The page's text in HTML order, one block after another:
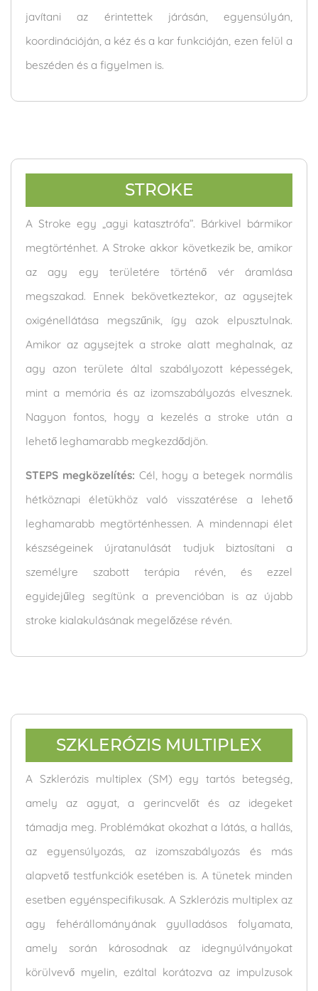
javítani az érintettek járásán, egyensúlyán,
koordinációján, a kéz és a kar funkcióján, ezen felül a
beszéden és a figyelmen is.
STROKE
A Stroke egy „agyi katasztrófa”. Bárkivel bármikor
megtörténhet. A Stroke akkor következik be, amikor
az agy egy területére történő vér áramlása
megszakad. Ennek bekövetkeztekor, az agysejtek
oxigénellátása megszűnik, így azok elpusztulnak.
Amikor az agysejtek a stroke alatt meghalnak, az
agy azon területe által szabályozott képességek,
mint a memória és az izomszabályozás elvesznek.
Nagyon fontos, hogy a kezelés a stroke után a
lehető leghamarabb megkezdődjön.
STEPS megközelítés: Cél, hogy a betegek normális
hétköznapi életükhöz való visszatérése a lehető
leghamarabb megtörténhessen. A mindennapi élet
készségeinek újratanulását tudjuk biztosítani a
személyre szabott terápia révén, és ezzel
egyidejűleg segítünk a prevencióban is az újabb
stroke kialakulásának megelőzése révén.
SZKLERÓZIS MULTIPLEX
A Szklerózis multiplex (SM) egy tartós betegség,
amely az agyat, a gerincvelőt és az idegeket
támadja meg. Problémákat okozhat a látás, a hallás,
az egyensúlyozás, az izomszabályozás és más
alapvető testfunkciók esetében is. A tünetek minden
esetben egyénspecifikusak. A Szklerózis multiplex az
agy fehérállományának gyulladásos folyamata,
amely során károsodnak az idegnyúlványokat
körülvevő myelin, ezáltal korátozva az impulzusok